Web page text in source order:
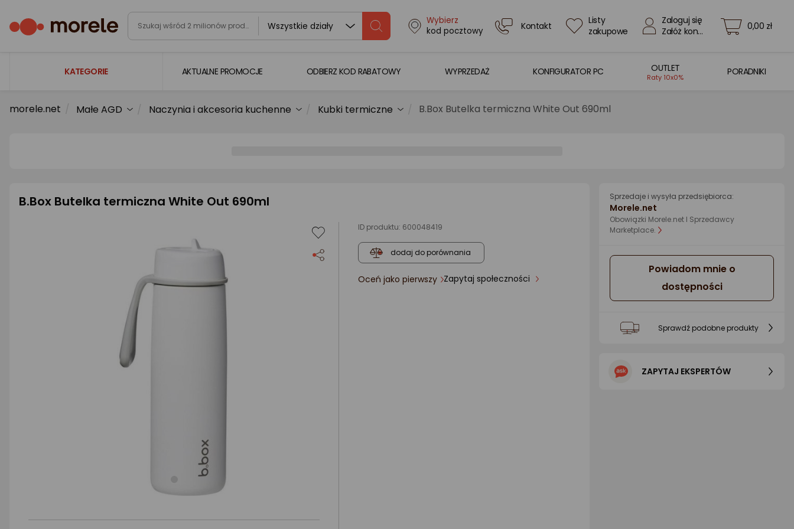
Wszystkie działy
Wybierz
kod pocztowy
Kontakt
Listy
zakupowe
Zaloguj się
Załóż konto
0,00 zł
KATEGORIE
Laptopy
Smartfony i smartwatche
AKTUALNE PROMOCJE ODBIERZ KOD RABATOWY WYPRZEDAŻ KONFIGURATOR PC OUTLET
Raty 10x0%
PORADNIKI
morele.net Małe AGD Naczynia i akcesoria kuchenne Kubki termiczne B.Box Butelka termiczna White Out 690ml
B.Box Butelka termiczna White Out 690ml
ID produktu: 600048419
dodaj do porównania
ocena
Oceń jako pierwszy Zapytaj społeczności
Sprzedaje i wysyła przedsiębiorca:
Morele.net
Obowiązki Morele.net I Sprzedawcy
Marketplace.
Powiadom mnie o
dostępności
Sprawdź podobne produkty
ZAPYTAJ EKSPERTÓW